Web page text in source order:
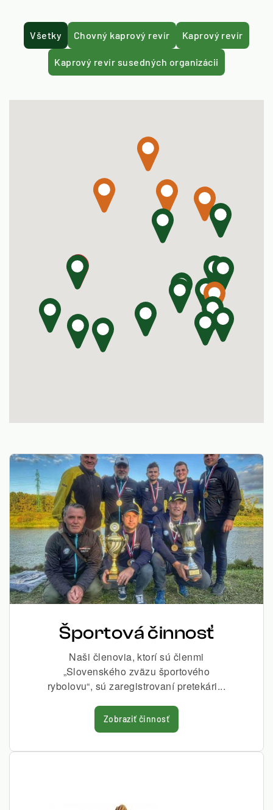
Všetky Chovný kaprový revír Kaprový revír
Kaprový revír susedných organizácii
Športová činnosť
Naši členovia, ktorí sú členmi
„Slovenského zväzu športového
rybolovu“, sú zaregistrovaní pretekári...
Zobraziť činnosť